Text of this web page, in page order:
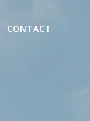
CONTACT